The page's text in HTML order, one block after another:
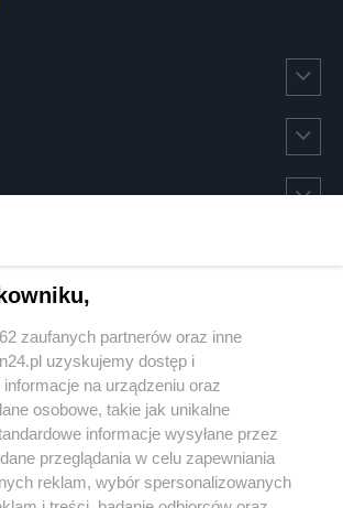
zaufanych partnerów oraz inne
uzyskujemy dostęp i
na urządzeniu oraz
osobowe, takie jak unikalne
informacje wysyłane przez
przeglądania w celu zapewniania
reklam, wybór spersonalizowanych